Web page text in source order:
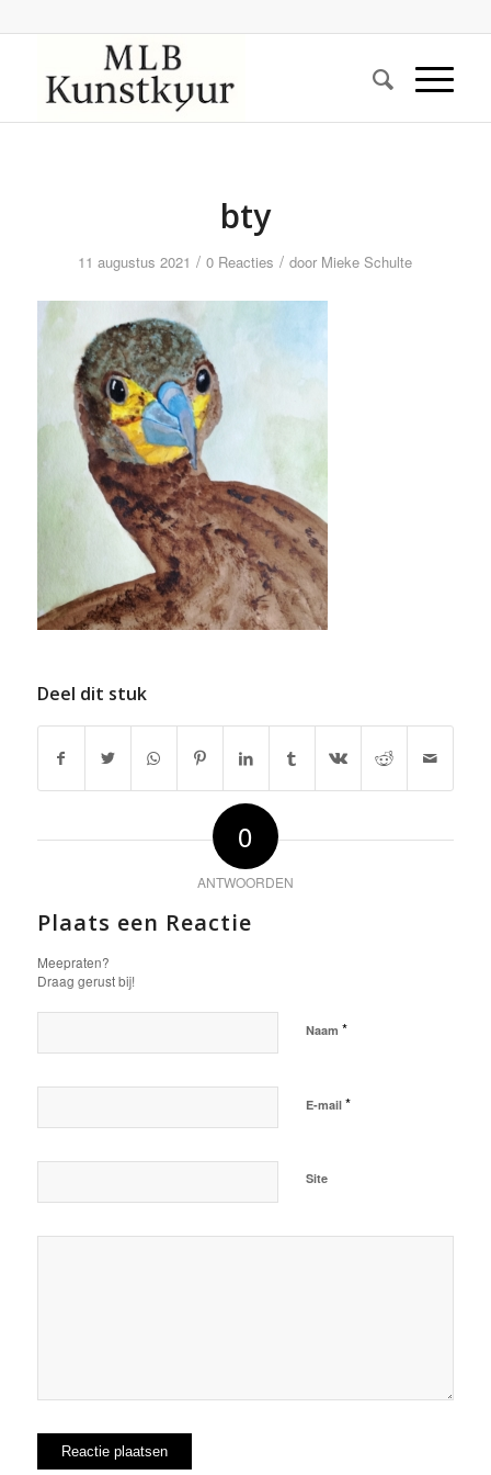
bty
11 augustus 2021 / 0 Reacties / door Mieke Schulte
Deel dit stuk
0
ANTWOORDEN
Plaats een Reactie
Meepraten?
Draag gerust bij!
Naam *
E-mail *
Site